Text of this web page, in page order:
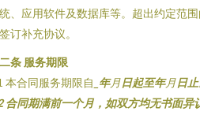
、应用软件及数据库等。超出约定范
订补充协议。
条 服务期限
本合同服务期限自 _年月日起至年月日止
合同期满前一个月，如双方均无书面异